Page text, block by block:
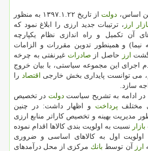
اساس، دولت
از تاریخ ۱۳۹۷.۱.۲۲ به منظور
ارز ، ترتیبات جدید ارزی را ابلاغ نمود كه
آن تكمیل و راه اندازی نظام یكپارچه
نیما) و همینطور تدوین مقررات و الزامات
ارز حاصل از صادرات غیرنفتی به چرخه
اجرای این مجموعه سیاستی، با بیان خروج
می توانست پایداری بخش خارجی اقتصاد را
سازد.
ادامه به تشریح سیاستدولت در تخصیص
مختلف پرداخت و اظهار داشت: در چنین
مدیریت بهینه و تخصیص كاراتر منابع ارزی
بازار نسبت به اولویت بندی كالاها اقدام نموده
اول به كالاهای اساسی و ضروری
ارز آن توسط بانك مركزی از محل درآمدهای